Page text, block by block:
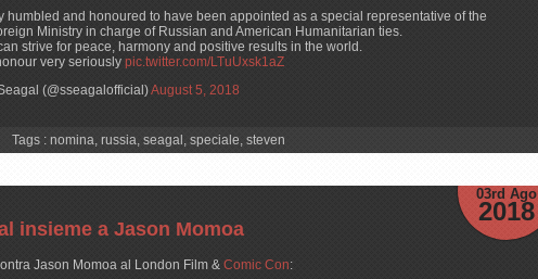
humbled and honoured to have been appointed as a special representative of the
Ministry in charge of Russian and American Humanitarian ties.
strive for peace, harmony and positive results in the world.
very seriously pic.twitter.com/LTuUxsk1aZ
(@sseagalofficial)August 5, 2018
Tags : nomina russia seagal speciale steven
03rd Ago
2018
insieme a Jason Momoa
Jason Momoa al London Film & Comic Con: